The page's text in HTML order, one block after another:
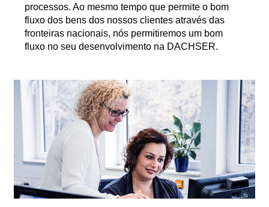
processos. Ao mesmo tempo que permite o bom
fluxo dos bens dos nossos clientes através das
fronteiras nacionais, nós permitiremos um bom
fluxo no seu desenvolvimento na DACHSER.